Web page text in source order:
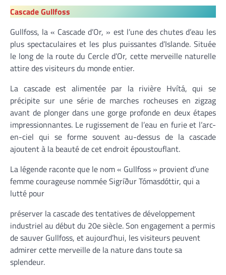
Cascade Gullfoss
Gullfoss, la « Cascade d’Or, » est l’une des chutes d’eau les
plus spectaculaires et les plus puissantes d’Islande. Située
le long de la route du Cercle d’Or, cette merveille naturelle
attire des visiteurs du monde entier.
La cascade est alimentée par la rivière Hvítá, qui se
précipite sur une série de marches rocheuses en zigzag
avant de plonger dans une gorge profonde en deux étapes
impressionnantes. Le rugissement de l’eau en furie et l’arc-
en-ciel qui se forme souvent au-dessus de la cascade
ajoutent à la beauté de cet endroit époustouflant.
La légende raconte que le nom « Gullfoss » provient d’une
femme courageuse nommée Sigríður Tómasdóttir, qui a
lutté pour
préserver la cascade des tentatives de développement
industriel au début du 20e siècle. Son engagement a permis
de sauver Gullfoss, et aujourd’hui, les visiteurs peuvent
admirer cette merveille de la nature dans toute sa
splendeur.